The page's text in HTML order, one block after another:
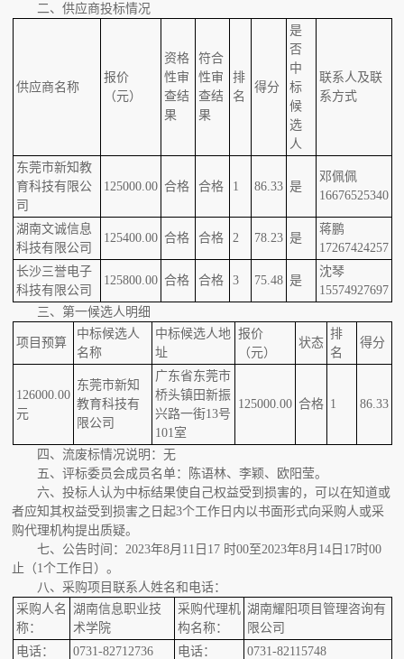
二、供应商投标情况
供应商名称
报价
（元）
资格
性审
查结
果
符合
性审
查结
果
排
名
得分
是
否
中
标
候
选
人
联系人及联
系方式
东莞市新知教
育科技有限公
司
125000.00 合格 合格 1 86.33 是
邓佩佩
16676525340
湖南文诚信息
科技有限公司
125400.00 合格 合格 2 78.23 是
蒋鹏
17267424257
长沙三誉电子
科技有限公司
125800.00 合格 合格 3 75.48 是
沈琴
15574927697
三、第一候选人明细
项目预算
中标候选人
名称
中标候选人地
址
报价
（元）
状态
排
名
得分
126000.00
元
东莞市新知
教育科技有
限公司
广东省东莞市
桥头镇田新振
兴路一街13号
101室
125000.00 合格 1 86.33
四、流废标情况说明：无
五、评标委员会成员名单：
陈语林、李颖、欧阳莹。
六、投标人认为中标结果使自己权益受到损害的，可以在知道或
者应知其权益受到损害之日起3个工作日内以书面形式向采购人或采
购代理机构提出质疑。
七、公告时间： 2023年8月11日17 时00至2023年8月14日17时00
止（1个工作日）。
八、采购项目联系人姓名和电话：
采购人名
称：
湖南信息职业技
术学院
采购代理机
构名称：
湖南耀阳项目管理咨询有
限公司
电话：
0731-82712736 电话： 0731-82115748